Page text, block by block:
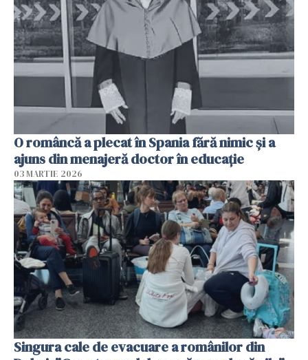
O româncă a plecat în Spania fără nimic și a
ajuns din menajeră doctor în educație
03 MARTIE 2026
Singura cale de evacuare a românilor din